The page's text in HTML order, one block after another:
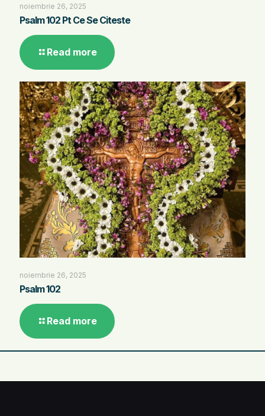
noiembrie 26, 2025
Psalm 102 Pt Ce Se Citeste
Read more
noiembrie 26, 2025
Psalm 102
Read more